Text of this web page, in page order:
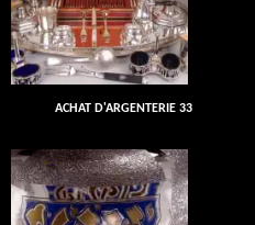
ACHAT D'ARGENTERIE 33